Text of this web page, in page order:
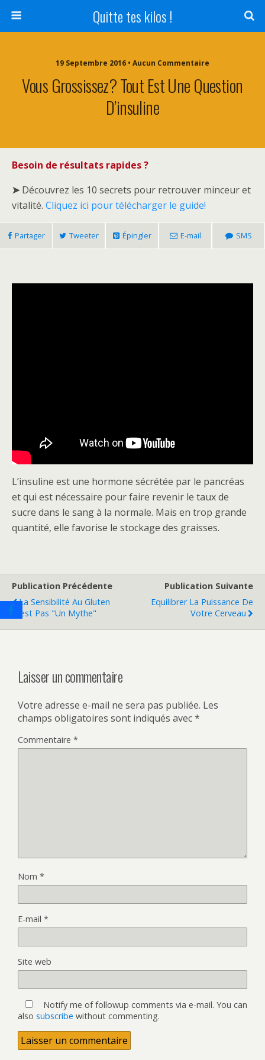
Quitte tes kilos !
19 Septembre 2016 • Aucun Commentaire
Vous Grossissez? Tout Est Une Question
D’insuline
Besoin de résultats rapides ?
➤Découvrez les 10 secrets pour retrouver minceur et
vitalité. Cliquez ici pour télécharger le guide!
Partager Tweeter Épingler E-mail SMS
L’insuline est une hormone sécrétée par le pancréas
et qui est nécessaire pour faire revenir le taux de
sucre dans le sang à la normale. Mais en trop grande
quantité, elle favorise le stockage des graisses.
Publication Précédente
La Sensibilité Au Gluten
N'est Pas "un Mythe"
Publication Suivante
Equilibrer La Puissance De
Votre Cerveau
Laisser un commentaire
Votre adresse e-mail ne sera pas publiée. Les
champs obligatoires sont indiqués avec*
Commentaire *
Nom *
E-mail *
Site web
Notify me of followup comments via e-mail. You can
also subscribe without commenting.